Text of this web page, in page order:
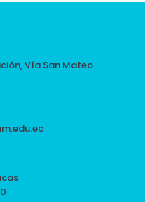
Vía San Mateo.